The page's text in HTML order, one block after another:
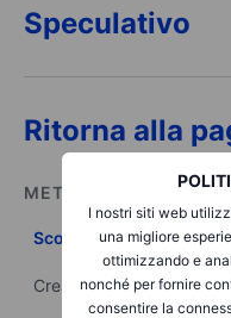
I nostri siti web
una migliore
ottimizzando e
nonché per fornire
consentire la
Speculativo
Ritorna alla
METTI IN PRATICA
Scopri il mondo degli
Crea il tuo portafoglio